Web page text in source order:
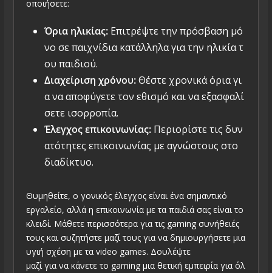
οποιήσετε:
Όρια ηλικίας:Επιτρέψτε την πρόσβαση μό
νο σε παιχνίδια κατάλληλα για την ηλικία τ
ου παιδιού.
Διαχείριση χρόνου:Θέστε χρονικά όρια γι
α να αποφύγετε τον εθισμό και να εξασφαλί
σετε ισορροπία.
Έλεγχος επικοινωνίας:Περιορίστε τις δυν
ατότητες επικοινωνίας με αγνώστους στο
διαδίκτυο.
Θυμηθείτε, ο γονικός έλεγχος είναι ένα σημαντικό
εργαλείο, αλλά η επικοινωνία με τα παιδιά σας είναι το
κλειδί. Μάθετε περισσότερα για τις gaming συνήθειές
τους και συζητήστε μαζί τους για να δημιουργήσετε μια
υγιή σχέση με τα video games. Δουλέψτε
μαζί για να κάνετε το gaming μια θετική εμπειρία για όλ